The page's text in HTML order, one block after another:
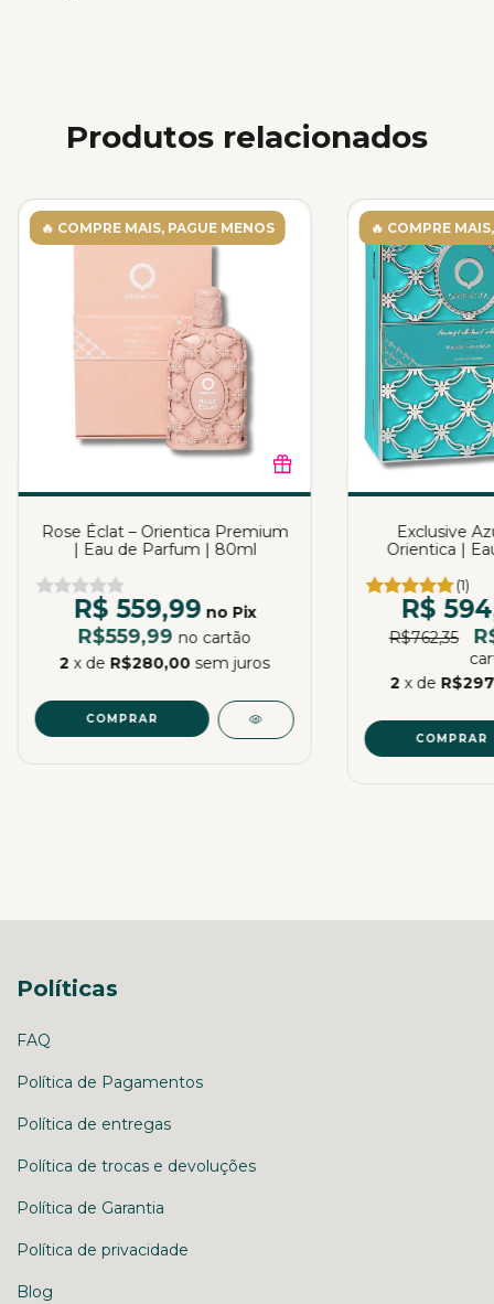
Produtos relacionados
🔥 COMPRE MAIS, PAGUE MENOS
Rose Éclat – Orientica Premium
| Eau de Parfum | 80ml
R$ 559,99 no Pix
R$559,99 no cartão
2 x de R$280,00 sem juros
COMPRAR
🔥 COMPRE
Exclusive
Orientica |
(1)
R$
R$762,35
2 x de
COMPRAR
Políticas
FAQ
Política de Pagamentos
Política de entregas
Política de trocas e devoluções
Política de Garantia
Política de privacidade
Blog